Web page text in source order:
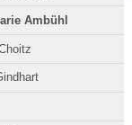
Ambühl